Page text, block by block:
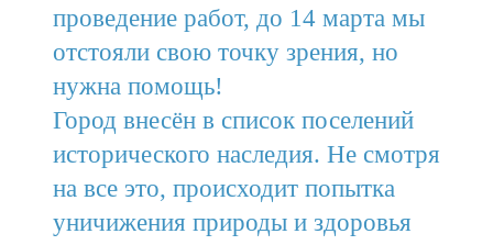
проведение работ, до 14 марта мы
отстояли свою точку зрения, но
нужна помощь!
Город внесён в список поселений
исторического наследия. Не смотря
на все это, происходит попытка
уничижения природы и здоровья